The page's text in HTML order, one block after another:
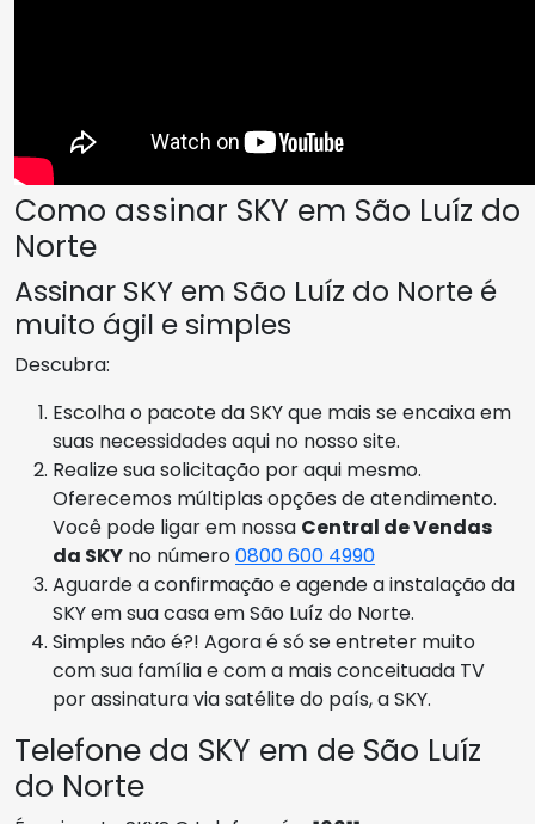
Como assinar SKY em São Luíz do
Norte
Assinar SKY em São Luíz do Norte é
muito ágil e simples
Descubra:
Escolha o pacote da SKY que mais se encaixa em
suas necessidades aqui no nosso site.
Realize sua solicitação por aqui mesmo.
Oferecemos múltiplas opções de atendimento.
Você pode ligar em nossa Central de Vendas
da SKY no número0800 600 4990
Aguarde a confirmação e agende a instalação da
SKY em sua casa em São Luíz do Norte.
Simples não é?! Agora é só se entreter muito
com sua família e com a mais conceituada TV
por assinatura via satélite do país, a SKY.
Telefone da SKY em de São Luíz
do Norte